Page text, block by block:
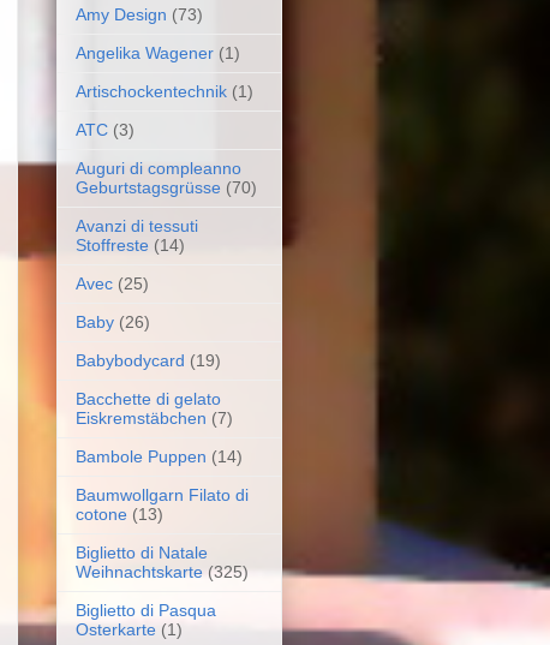
Amy Design (73)
Angelika Wagener (1)
Artischockentechnik (1)
ATC (3)
Auguri di compleanno
Geburtstagsgrüsse (70)
Avanzi di tessuti
Stoffreste (14)
Avec (25)
Baby (26)
Babybodycard (19)
Bacchette di gelato
Eiskremstäbchen (7)
Bambole Puppen (14)
Baumwollgarn Filato di
cotone (13)
Biglietto di Natale
Weihnachtskarte (325)
Biglietto di Pasqua
Osterkarte (1)